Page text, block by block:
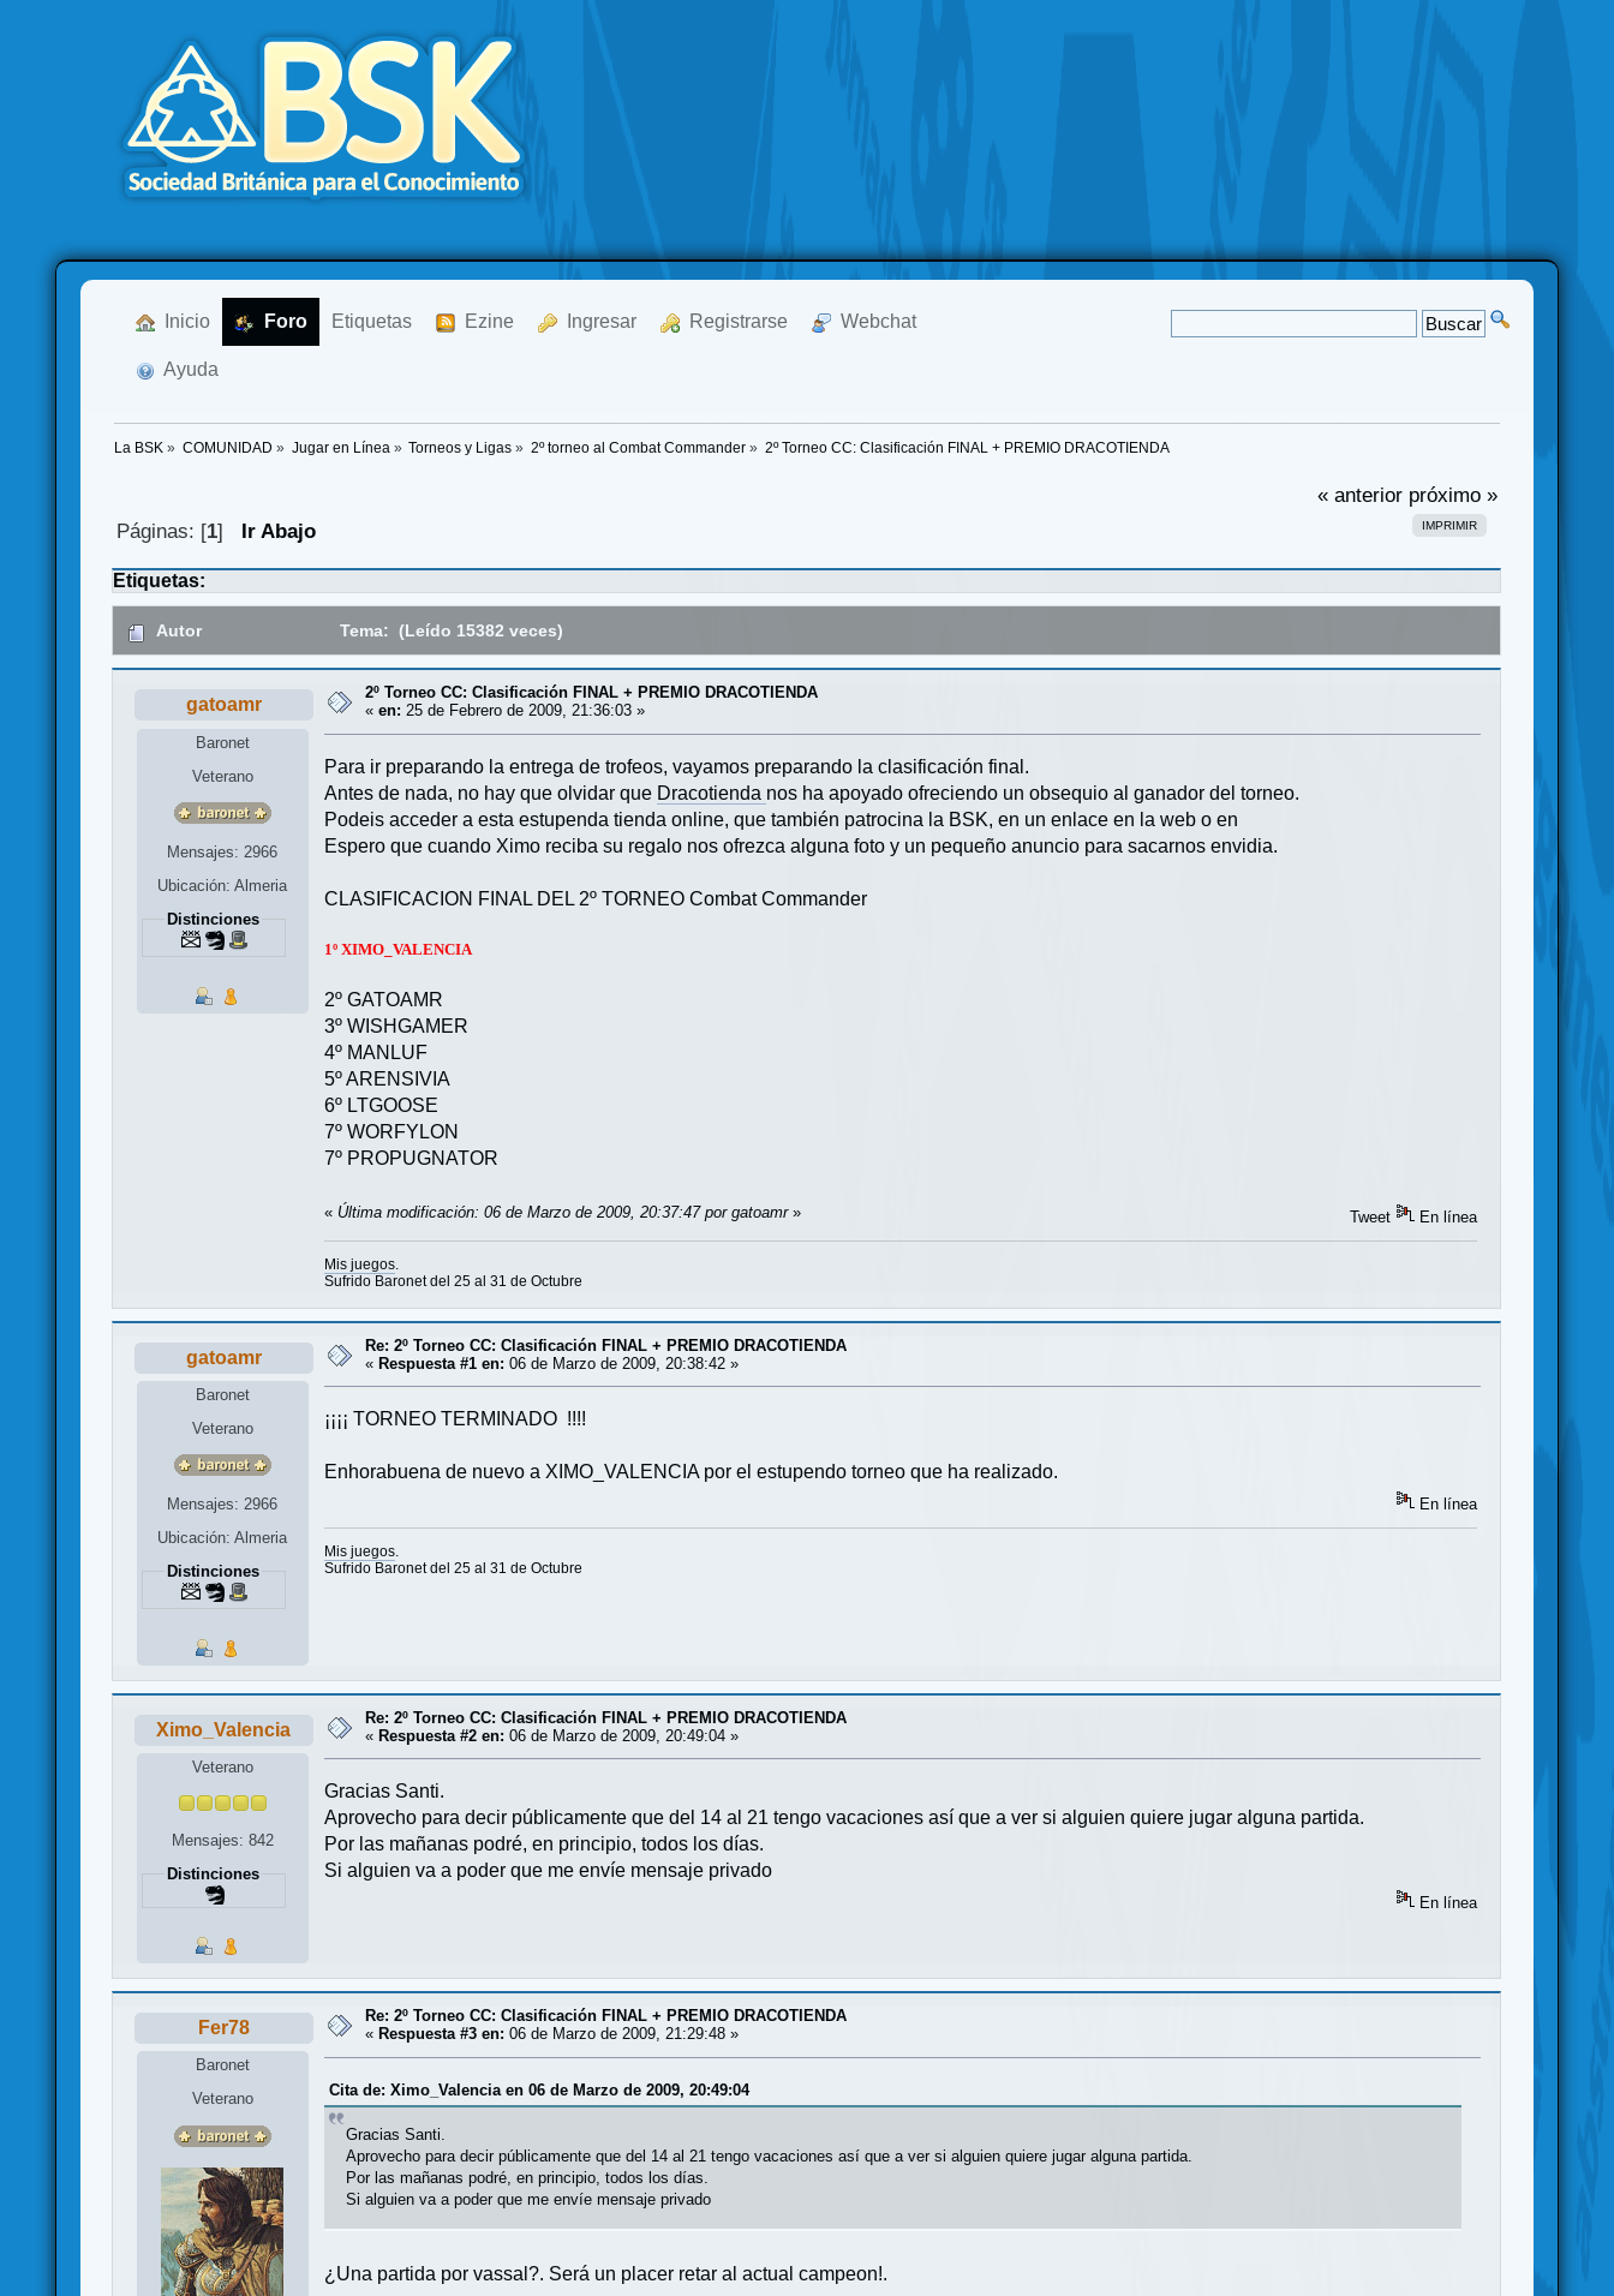
Inicio Foro Etiquetas Ezine Ingresar Registrarse Webchat
Ayuda
La BSK » COMUNIDAD » Jugar en Línea » Torneos y Ligas » 2º torneo al Combat Commander » 2º Torneo CC: Clasificación FINAL + PREMIO DRACOTIENDA
« anterior próximo »
IMPRIMIR
Páginas: [1] Ir Abajo
Etiquetas:
Autor Tema: (Leído 15382 veces)
gatoamr
Baronet
Veterano
Mensajes: 2966
Ubicación: Almeria
Distinciones
2º Torneo CC: Clasificación FINAL + PREMIO DRACOTIENDA
«en: 25 de Febrero de 2009, 21:36:03 »
Para ir preparando la entrega de trofeos, vayamos preparando la clasificación final.
Antes de nada, no hay que olvidar que Dracotienda nos ha apoyado ofreciendo un obsequio al ganador del torneo.
Podeis acceder a esta estupenda tienda online, que también patrocina la BSK, en un enlace en la web o en
Espero que cuando Ximo reciba su regalo nos ofrezca alguna foto y un pequeño anuncio para sacarnos envidia.
CLASIFICACION FINAL DEL 2º TORNEO Combat Commander
1º XIMO_VALENCIA
2º GATOAMR
3º WISHGAMER
4º MANLUF
5º ARENSIVIA
6º LTGOOSE
7º WORFYLON
7º PROPUGNATOR
« Última modificación: 06 de Marzo de 2009, 20:37:47 por gatoamr» Tweet En línea
Mis juegos
Sufrido Baronet del 25 al 31 de Octubre
gatoamr
Baronet
Veterano
Mensajes: 2966
Ubicación: Almeria
Distinciones
Re: 2º Torneo CC: Clasificación FINAL + PREMIO DRACOTIENDA
«Respuesta #1 en: 06 de Marzo de 2009, 20:38:42 »
¡¡¡¡ TORNEO TERMINADO !!!!
Enhorabuena de nuevo a XIMO_VALENCIA por el estupendo torneo que ha realizado.
En línea
Mis juegos
Sufrido Baronet del 25 al 31 de Octubre
Ximo_Valencia
Veterano
Mensajes: 842
Distinciones
Re: 2º Torneo CC: Clasificación FINAL + PREMIO DRACOTIENDA
« Respuesta #2 en: 06 de Marzo de 2009, 20:49:04 »
Gracias Santi.
Aprovecho para decir públicamente que del 14 al 21 tengo vacaciones así que a ver si alguien quiere jugar alguna partida.
Por las mañanas podré, en principio, todos los días.
Si alguien va a poder que me envíe mensaje privado
En línea
Fer78
Baronet
Veterano
Re: 2º Torneo CC: Clasificación FINAL + PREMIO DRACOTIENDA
« Respuesta #3 en: 06 de Marzo de 2009, 21:29:48 »
Cita de: Ximo_Valencia en 06 de Marzo de 2009, 20:49:04
Gracias Santi.
Aprovecho para decir públicamente que del 14 al 21 tengo vacaciones así que a ver si alguien quiere jugar alguna partida.
Por las mañanas podré, en principio, todos los días.
Si alguien va a poder que me envíe mensaje privado
¿Una partida por vassal?. Será un placer retar al actual campeon!.